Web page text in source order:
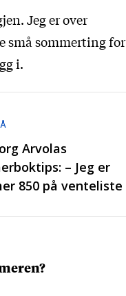
Jeg er over
små sommerting for
i.
Arvolas
– Jeg er
850 på venteliste